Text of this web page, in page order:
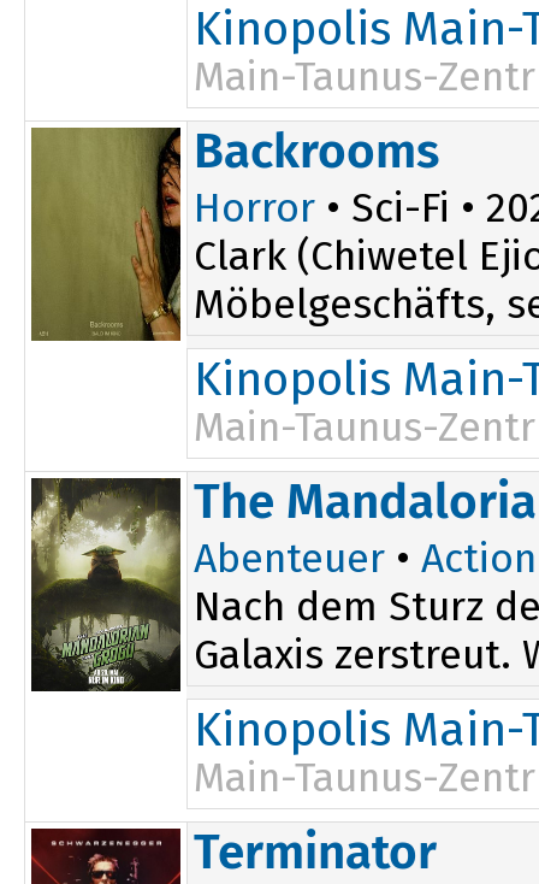
Kinopolis Main-
Main-Taunus-
Backrooms
Horror • Sci-Fi •
Clark (Chiwetel
Möbelgeschäfts,
Kinopolis Main-
Main-Taunus-
20:25
The
Abenteuer • Action
Nach dem Sturz
Galaxis zerstreut.
Kinopolis Main-
Main-Taunus-
Terminator